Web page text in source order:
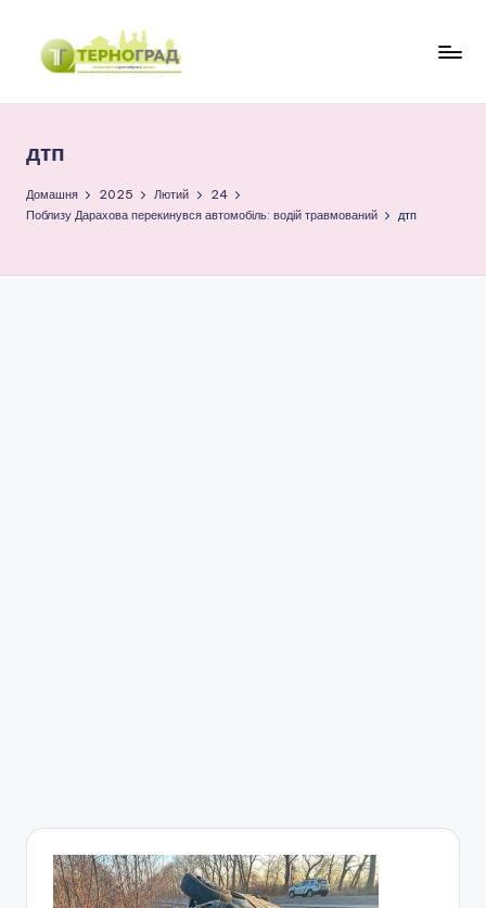
Перейти
р
н
г
дтп
Домашня 2025 Лютий
24
Поблизу Дарахова перекинувся автомобіль: водій травмований
дтп